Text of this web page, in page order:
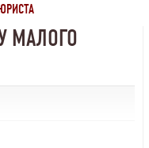
МАЛОГО